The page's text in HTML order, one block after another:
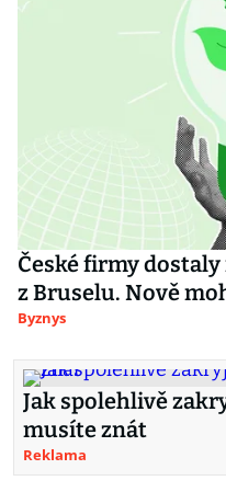
České firmy
z Bruselu. Nově
Byznys
Jak spolehlivě
musíte znát
Reklama